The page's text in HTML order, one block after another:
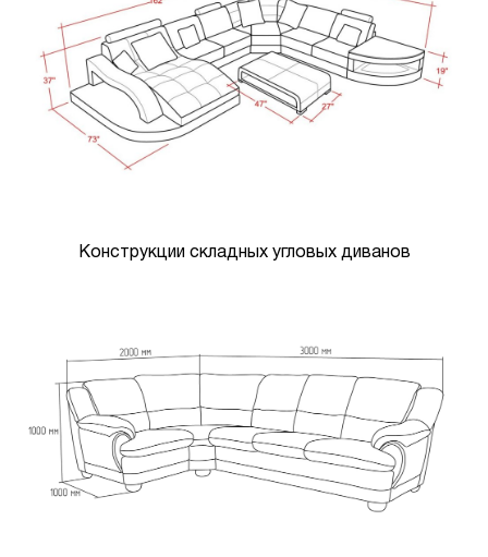
Конструкции складных угловых диванов